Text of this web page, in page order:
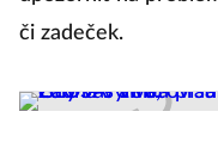
upozornit na